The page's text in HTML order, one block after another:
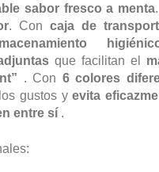
sabor fresco a menta
. Concaja de
que facilitan el
. Con 6 colores
gustos yevita
entre sí.